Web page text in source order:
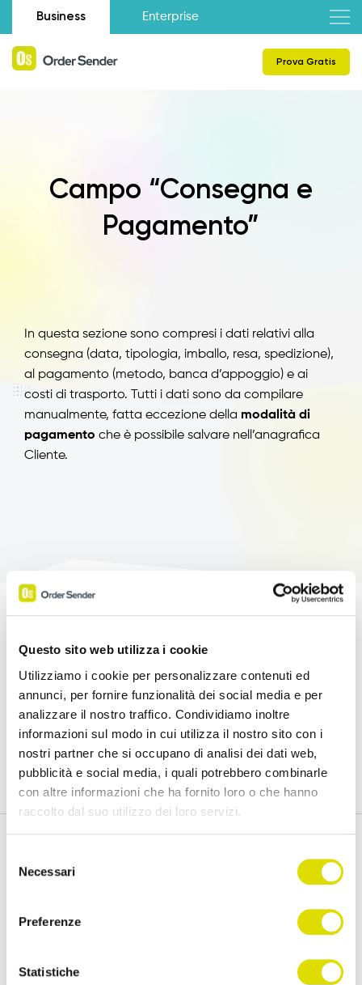
Questo sito web utilizza i cookie
Utilizziamo i cookie per personalizzare contenuti ed
annunci, per fornire funzionalità dei social media e per
analizzare il nostro traffico. Condividiamo inoltre
informazioni sul modo in cui utilizza il nostro sito con i
nostri partner che si occupano di analisi dei dati web,
pubblicità e social media, i quali potrebbero combinarle
con altre informazioni che ha fornito loro o che hanno
raccolto dal suo utilizzo dei loro servizi.
all'informativa:
https://www.ordersender.com/cookie-
delNecessari
Preferenze
Statistiche
Business Enterprise
Prova Gratis
Campo “Consegna e
Pagamento”
In questa sezione sono compresi i dati relativi alla
consegna (data, tipologia, imballo, resa, spedizione),
al pagamento (metodo, banca d’appoggio) e ai
costi di trasporto. Tutti i dati sono da compilare
manualmente, fatta eccezione della modalità di
pagamento che è possibile salvare nell’anagrafica
Cliente.
Potenzia le tue Vendite!
Prova l'App Order Sender gratis, nella sua
versione completa, per 15 giorni.
Prova Gratis
Raccolta Ordini Agenti
Order Sender B2B